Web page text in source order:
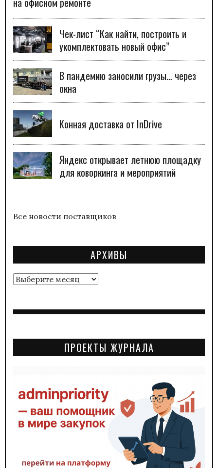
Чек-лист “Как найти, построить и
укомплектовать новый офис”
В пандемию заносили грузы… через
окна
Конная доставка от InDrive
Яндекс открывает летнюю площадку
для коворкинга и мероприятий
Все новости поставщиков
АРХИВЫ
Архивы
ПРОЕКТЫ ЖУРНАЛА